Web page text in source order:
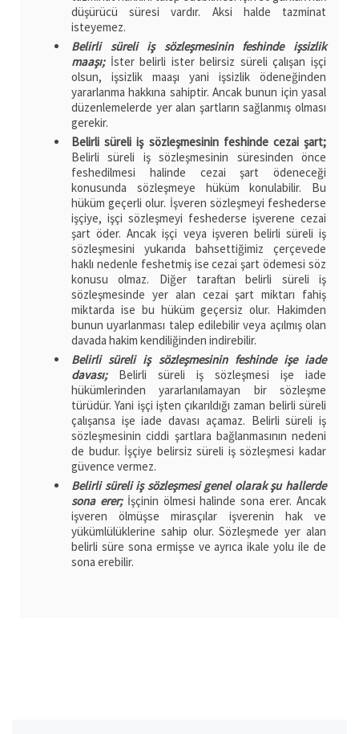
düşürücü süresi vardır. Aksi halde tazminat
isteyemez.
Belirli süreli iş sözleşmesinin feshinde işsizlik
maaşı; İster belirli ister belirsiz süreli çalışan işçi
olsun, işsizlik maaşı yani işsizlik ödeneğinden
yararlanma hakkına sahiptir. Ancak bunun için yasal
düzenlemelerde yer alan şartların sağlanmış olması
gerekir.
Belirli süreli iş sözleşmesinin feshinde cezai şart;
Belirli süreli iş sözleşmesinin süresinden önce
feshedilmesi halinde cezai şart ödeneceği
konusunda sözleşmeye hüküm konulabilir. Bu
hüküm geçerli olur. İşveren sözleşmeyi feshederse
işçiye, işçi sözleşmeyi feshederse işverene cezai
şart öder. Ancak işçi veya işveren belirli süreli iş
sözleşmesini yukarıda bahsettiğimiz çerçevede
haklı nedenle feshetmiş ise cezai şart ödemesi söz
konusu olmaz. Diğer taraftan belirli süreli iş
sözleşmesinde yer alan cezai şart miktarı fahiş
miktarda ise bu hüküm geçersiz olur. Hakimden
bunun uyarlanması talep edilebilir veya açılmış olan
davada hakim kendiliğinden indirebilir.
Belirli süreli iş sözleşmesinin feshinde işe iade
davası; Belirli süreli iş sözleşmesi işe iade
hükümlerinden yararlanılamayan bir sözleşme
türüdür. Yani işçi işten çıkarıldığı zaman belirli süreli
çalışansa işe iade davası açamaz. Belirli süreli iş
sözleşmesinin ciddi şartlara bağlanmasının nedeni
de budur. İşçiye belirsiz süreli iş sözleşmesi kadar
güvence vermez.
Belirli süreli iş sözleşmesi genel olarak şu hallerde
sona erer; İşçinin ölmesi halinde sona erer. Ancak
işveren ölmüşse mirasçılar işverenin hak ve
yükümlülüklerine sahip olur. Sözleşmede yer alan
belirli süre sona ermişse ve ayrıca ikale yolu ile de
sona erebilir.